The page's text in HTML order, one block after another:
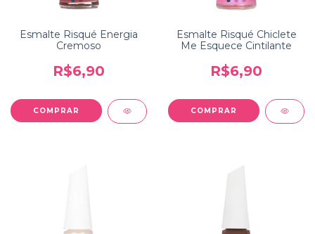
Esmalte Risqué Energia
Cremoso
R$6,90
Esmalte Risqué Chiclete
Me Esquece Cintilante
R$6,90